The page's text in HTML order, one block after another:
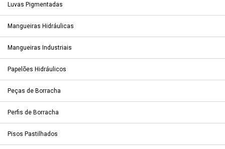
Luvas Pigmentadas
Mangueiras Hidráulicas
Mangueiras Industriais
Papelões Hidráulicos
Peças de Borracha
Perfis de Borracha
Pisos Pastilhados